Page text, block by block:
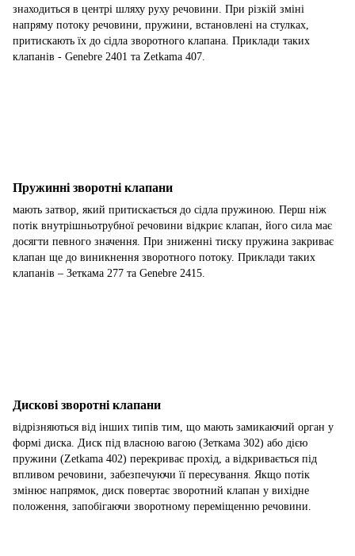
знаходиться в центрі шляху руху речовини. При різкій зміні
напряму потоку речовини, пружини, встановлені на стулках,
притискають їх до сідла зворотного клапана. Приклади таких
клапанів - Genebre 2401 та Zetkama 407.
Пружинні зворотні клапани
мають затвор, який притискається до сідла пружиною. Перш ніж
потік внутрішньотрубної речовини відкриє клапан, його сила має
досягти певного значення. При зниженні тиску пружина закриває
клапан ще до виникнення зворотного потоку. Приклади таких
клапанів – Зеткама 277 та Genebre 2415.
Дискові зворотні клапани
відрізняються від інших типів тим, що мають замикаючий орган у
формі диска. Диск під власною вагою (Зеткама 302) або дією
пружини (Zetkama 402) перекриває прохід, а відкривається під
впливом речовини, забезпечуючи її пересування. Якщо потік
змінює напрямок, диск повертає зворотний клапан у вихідне
положення, запобігаючи зворотному переміщенню речовини.